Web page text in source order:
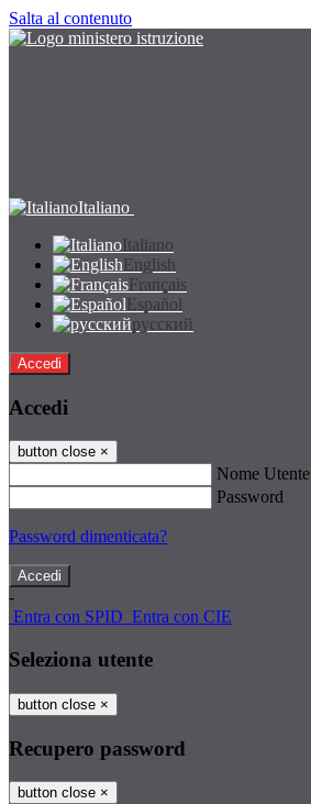
Salta al contenuto
Italiano
Italiano
English
Français
Español
русский
Accedi
Accedi
button close ×
Nome Utente
Password
Password dimenticata?
-
Entra con SPID Entra con CIE
Seleziona utente
button close ×
Recupero password
button close ×